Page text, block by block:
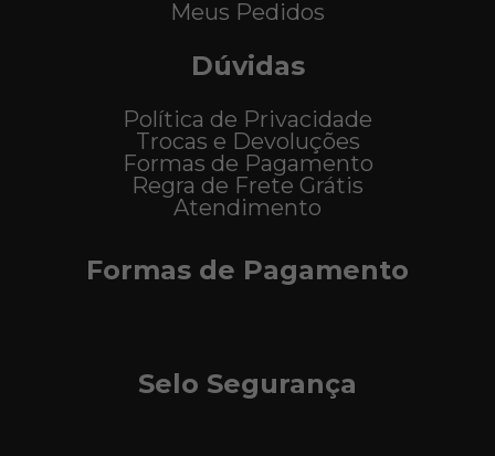
Meus Pedidos
Dúvidas
Política de Privacidade
Trocas e Devoluções
Formas de Pagamento
Regra de Frete Grátis
Atendimento
Formas de Pagamento
Selo Segurança